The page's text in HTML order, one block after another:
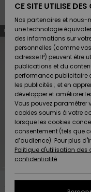
&
Surf
Snow
A
&
Surf
Snow
A
FEMME
A
Snow
SURF
Surf
Shop
SNOW
Snow
Shop
Snow
Shop
A
OUTLET
AIDE &
CONTACT
Carte
des
MAGASINS
QUIKSILVER
Filtrer & Trier
Passer
aux
critères
filtrage
recherche
Aller
trier
NOUVEAUTÉ
CE SITE UTILISE
Nos partenaires et nous-
une technologie
des informations sur
personnelles (comme
adresse IP) peuvent être
publications et du
performance publicitaire
les publicités ; et en
développer et améliorer
Vous pouvez paramétrer
cookies soumis à votre
lorsque les cookies
consentement (tels que
d’audience). Pour plus
Politique d'utilisation des
confidentialité